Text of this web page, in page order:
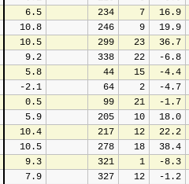
   6.5
234
   7
16.9
  10.8
246
   9
19.9
  10.5
299
  23
36.7
   9.2
338
  22
-6.8
   5.8
  44
  15
-4.4
  -2.1
  64
   2
-4.7
   0.5
  99
  21
-1.7
   5.9
205
  10
18.0
  10.4
217
  12
22.2
  10.5
278
  18
38.4
   9.3
321
   1
-8.3
   7.9
327
  12
-1.2